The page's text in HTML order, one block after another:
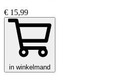
€ 15,99
in winkelmand